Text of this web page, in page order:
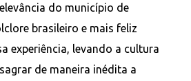
do município de
brasileiro e mais feliz
experiência, levando a cultura
de maneira inédita a